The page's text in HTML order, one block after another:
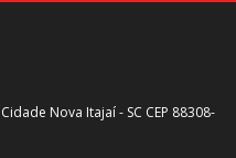
Nova Itajaí - SC CEP 88308-